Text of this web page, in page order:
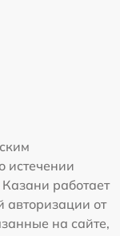
истечении
работает
авторизации от
на сайте,